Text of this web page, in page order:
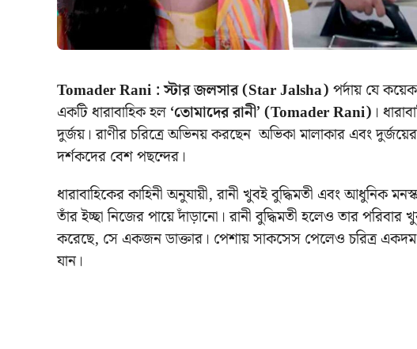
Tomader Rani : স্টার জলসার (Star Jalsha)পর্দায় যে
একটি ধারাবাহিক হল‘তোমাদের রানী’ (Tomader Rani) ।
দুর্জয়। রাণীর চরিত্রে অভিনয় করছেন অভিকা মালাকার এবং
দর্শকদের বেশ পছন্দের।
ধারাবাহিকেরকাহিনী অনুযায়ী, রানী খুবই বুদ্ধিমতী এবং আধুনিক
তাঁর ইচ্ছা নিজের পায়ে দাঁড়ানো। রানী বুদ্ধিমতী হলেও তার
করেছে, সে একজন ডাক্তার। পেশায় সাকসেস পেলেও চরিত্র
যান।